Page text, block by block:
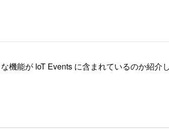
能が IoT Events に含まれているのか紹介し